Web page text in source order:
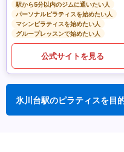
駅から5分以内のジムに通いたい人
パーソナルピラティスを始めたい人
マシンピラティスを始めたい人
グループレッスンで始めたい人
公式サイトを見る
氷川台駅のピラティスを目